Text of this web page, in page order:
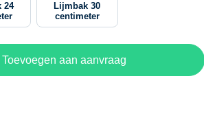
24
Lijmbak 30
centimeter
Toevoegen aan aanvraag